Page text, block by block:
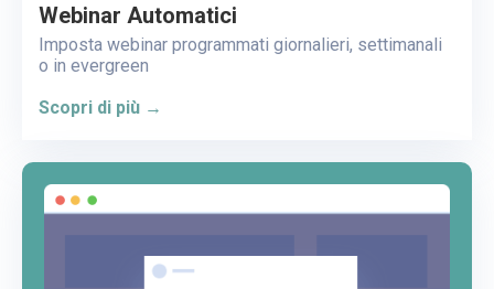
Webinar Automatici
Imposta webinar programmati giornalieri, settimanali
o in evergreen
Scopri di più →